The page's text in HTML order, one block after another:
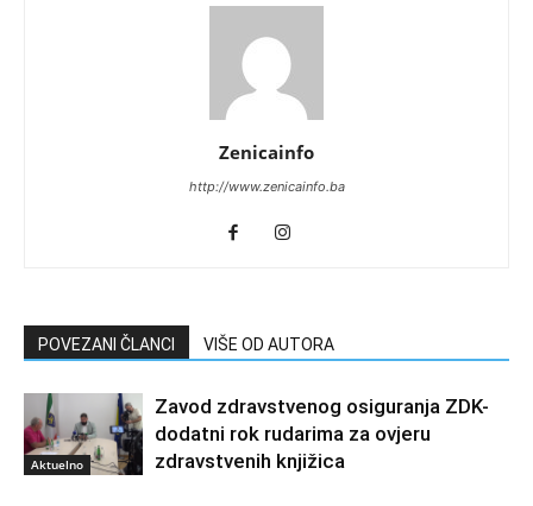
Zenicainfo
http://www.zenicainfo.ba
POVEZANI ČLANCI VIŠE OD AUTORA
Aktuelno
Zavod zdravstvenog osiguranja ZDK-
dodatni rok rudarima za ovjeru
zdravstvenih knjižica